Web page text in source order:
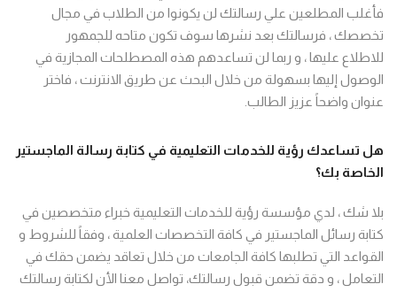
فأغلب المطلعين علي رسالتك لن يكونوا من الطلاب في مجال
تخصصك ، فرسالتك بعد نشرها سوف تكون متاحه للجمهور
للاطلاع عليها ، و ربما لن تساعدهم هذه المصطلحات المجازية في
الوصول إليها بسهولة من خلال البحث عن طريق الانترنت ، فاختر
عنوان واضحاً عزيز الطالب.
هل تساعدك رؤية للخدمات التعليمية في كتابة رسالة الماجستير
الخاصة بك؟
بلا شك ، لدي مؤسسة رؤية للخدمات التعليمية خبراء متخصصين في
كتابة رسائل الماجستير في كافة التخصصات العلمية ، وفقاً للشروط و
القواعد التي تطلبها كافة الجامعات من خلال تعاقد يضمن حقك في
التعامل ، و دقة تضمن قبول رسالتك، تواصل معنا الأن لكتابة رسالتك